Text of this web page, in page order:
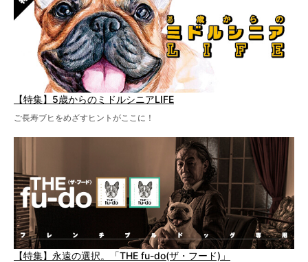
【特集】5歳からのミドルシニアLIFE
ご長寿ブヒをめざすヒントがここに！
【特集】永遠の選択。「THE fu-do(ザ・フード)」